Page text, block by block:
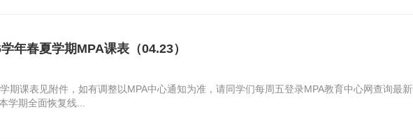
年春夏学期MPA课表（04.23）
期课表见附件，如有调整以MPA中心通知为准，请同学们每周五登录MPA教育中心网查询最
学期全面恢复线...